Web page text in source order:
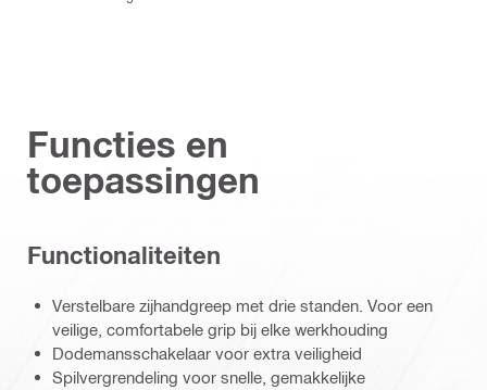
Functies en
toepassingen
Functionaliteiten
Verstelbare zijhandgreep met drie standen. Voor een
veilige, comfortabele grip bij elke werkhouding
Dodemansschakelaar voor extra veiligheid
Spilvergrendeling voor snelle, gemakkelijke